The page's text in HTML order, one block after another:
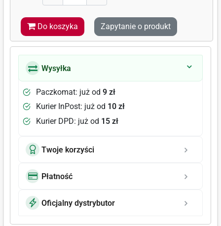
Do koszyka Zapytanie o produkt
Wysyłka
Paczkomat: już od 9 zł
Kurier InPost: już od 10 zł
Kurier DPD: już od 15 zł
Twoje korzyści
Płatność
Oficjalny dystrybutor